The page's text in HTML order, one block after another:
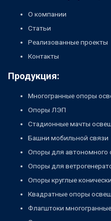
О компании
Статьи
Реализованные проекты
Контакты
Продукция:
Многогранные опоры
Опоры ЛЭП
Стадионные мачты
Башни мобильной связи
Опоры для автономного
Опоры для
Опоры круглые
Квадратные опоры
Флагштоки многогранные